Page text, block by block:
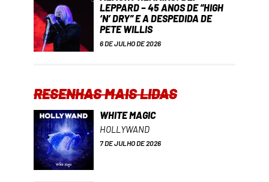
LEPPARD – 45 ANOS DE “HIGH
‘N’ DRY” E A DESPEDIDA DE
PETE WILLIS
6 DE JULHO DE 2026
RESENHAS MAIS LIDAS
WHITE MAGIC
HOLLYWAND
7 DE JULHO DE 2026